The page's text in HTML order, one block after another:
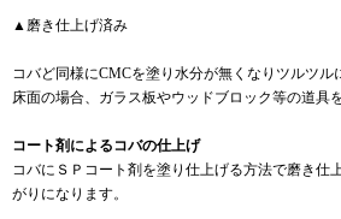
▲磨き仕上げ済み
コバど同様にCMCを塗り水分が無くなりツルツル
床面の場合、ガラス板やウッドブロック等の道具
コート剤によるコバの仕上げ
コバにＳＰコート剤を塗り仕上げる方法で磨き仕
がりになります。